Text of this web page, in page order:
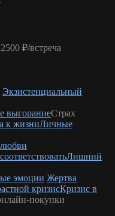
2500 ₽/встреча
Экзистенциальный
выгораниеСтрах
к жизниЛичные
Лишний
эмоции Жертва
кризисКризис в
покупки